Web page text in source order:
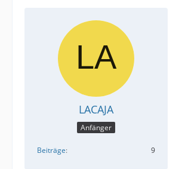
LACAJA
Anfänger
Beiträge 9